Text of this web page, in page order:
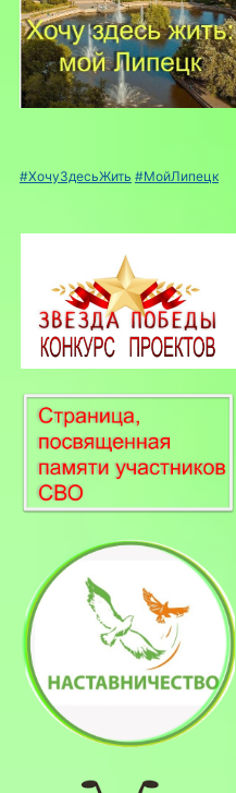
#ХочуЗдесьЖить #МойЛипецк